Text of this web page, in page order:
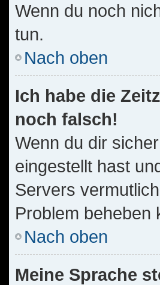
Wenn du noch
tun.
Nach oben
Ich habe die
noch falsch!
Wenn du dir
eingestellt hast
Servers
Problem beheben
Nach oben
Meine Sprache